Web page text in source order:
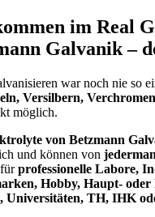
im Real
Galvanik –
war noch nie so
Versilbern,
möglich.
von Betzmann
und können von
professionelle Labore,
Hobby, Haupt- oder
Universitäten, TH, IHK